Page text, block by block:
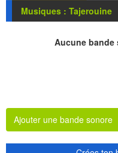
Musiques : Tajerouine
Aucune
Ajouter une bande sonore